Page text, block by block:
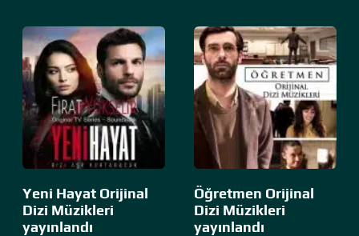
Yeni Hayat Orijinal
Dizi Müzikleri
yayınlandı
Öğretmen Orijinal
Dizi Müzikleri
yayınlandı